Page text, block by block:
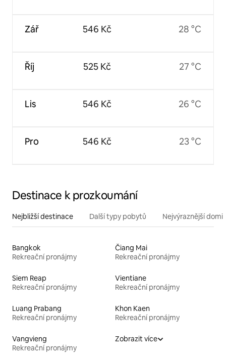
Zář
Říj
Lis
Pro
546 Kč
525 Kč
546 Kč
546 Kč
28 °C
27 °C
26 °C
23 °C
Destinace k prozkoumání
Nejbližší destinace Další typy pobytů Nejvýraznější
Bangkok
Rekreační pronájmy
Čiang Mai
Rekreační pronájmy
Siem Reap
Rekreační pronájmy
Vientiane
Rekreační pronájmy
Luang Prabang
Rekreační pronájmy
Khon Kaen
Rekreační pronájmy
Vangvieng
Rekreační pronájmy
Zobrazit více